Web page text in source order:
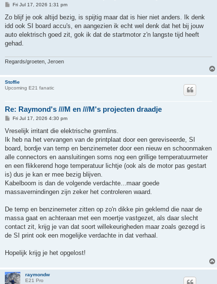
P
s
Fri Jul 17, 2026 1:31 pm
Zo blijf je ook altijd bezig, is spijtig maar dat is hier niet anders. Ik denk
idd ook SI board accu's, en aangezien ik echt wel denk dat het bij jouw
auto elektrisch goed zit, gok ik dat de startmotor z'n langste tijd heeft
gehad.
Regards/groeten, Jeroen
Stoffie
Upcoming E21 fanatic
Re: Raymond's ///M en ///M's projecten draadje
P
s
Fri Jul 17, 2026 4:30 pm
Vreselijk irritant die elektrische gremlins.
Ik heb na het vervangen van de printplaat door een gereviseerde, SI
board, bordje van temp en benzinemeter door een nieuw en schoonmaken
alle connectors en aansluitingen soms nog een grillige temperatuurmeter
en een flikkerend hoge temperatuur lichtje (ook als de motor pas gestart
is) dus je kan er mee bezig blijven.
Kabelboom is dan de volgende verdachte...maar goede
massavernindingen zijn zeker het controleren waard.
De temp en benzinemeter zitten op zo'n dikke pin geklemd die naar de
massa gaat en achteraan met een moertje vastgezet, als daar slecht
contact zit, krijg je van dat soort willekeurigheden maar zoals gezegd is
de SI print ook een mogelijke verdachte in dat verhaal.
Hopelijk krijg je het opgelost!
raymondw
E21 Pro